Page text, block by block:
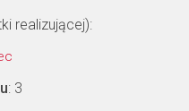
realizującej):
: 3